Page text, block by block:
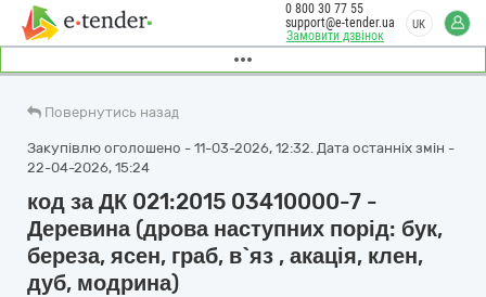
Замовити дзвінок
0 800 30 77 55
support@e-tender.ua
UK
Повернутись назад
Закупівлю оголошено - 11-03-2026, 12:32. Дата останніх змін -
22-04-2026, 15:24
код за ДК 021:2015 03410000-7 -
Деревина (дрова наступних порід: бук,
береза, ясен, граб, в`яз , акація, клен,
дуб, модрина)